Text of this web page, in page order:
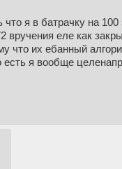
я в батрачку на 100
вручения еле как
что их ебанный
я вообще